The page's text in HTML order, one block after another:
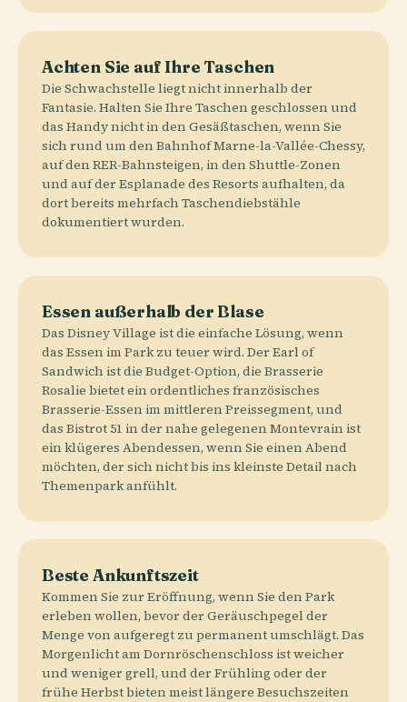
Achten Sie auf Ihre Taschen
Die Schwachstelle liegt nicht innerhalb der
Fantasie. Halten Sie Ihre Taschen geschlossen und
das Handy nicht in den Gesäßtaschen, wenn Sie
sich rund um den Bahnhof Marne-la-Vallée-Chessy,
auf den RER-Bahnsteigen, in den Shuttle-Zonen
und auf der Esplanade des Resorts aufhalten, da
dort bereits mehrfach Taschendiebstähle
dokumentiert wurden.
Essen außerhalb der Blase
Das Disney Village ist die einfache Lösung, wenn
das Essen im Park zu teuer wird. Der Earl of
Sandwich ist die Budget-Option, die Brasserie
Rosalie bietet ein ordentliches französisches
Brasserie-Essen im mittleren Preissegment, und
das Bistrot 51 in der nahe gelegenen Montevrain ist
ein klügeres Abendessen, wenn Sie einen Abend
möchten, der sich nicht bis ins kleinste Detail nach
Themenpark anfühlt.
Beste Ankunftszeit
Kommen Sie zur Eröffnung, wenn Sie den Park
erleben wollen, bevor der Geräuschpegel der
Menge von aufgeregt zu permanent umschlägt. Das
Morgenlicht am Dornröschenschloss ist weicher
und weniger grell, und der Frühling oder der
frühe Herbst bieten meist längere Besuchszeiten